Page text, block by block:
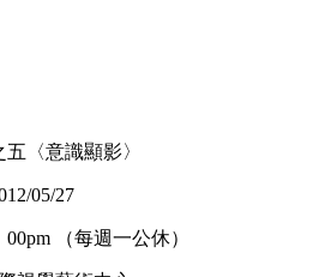
〈意識顯影〉
05/27
（每週一公休）